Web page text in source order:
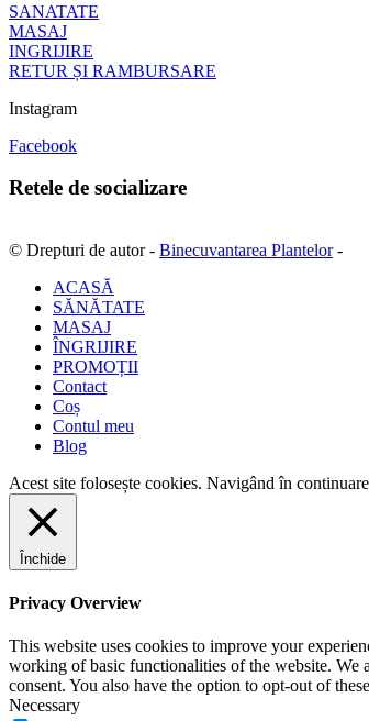
SANATATE
MASAJ
INGRIJIRE
RETUR ȘI RAMBURSARE
Instagram
Facebook
Retele de socializare
© Drepturi de autor - Binecuvantarea Plantelor-
ACASĂ
SĂNĂTATE
MASAJ
ÎNGRIJIRE
PROMOȚII
Contact
Coș
Contul meu
Blog
Acest site folosește cookies. Navigând în
Închide
Privacy Overview
This website uses cookies to improve your
working of basic functionalities of the website. We
consent. You also have the option to opt-out of
Necessary